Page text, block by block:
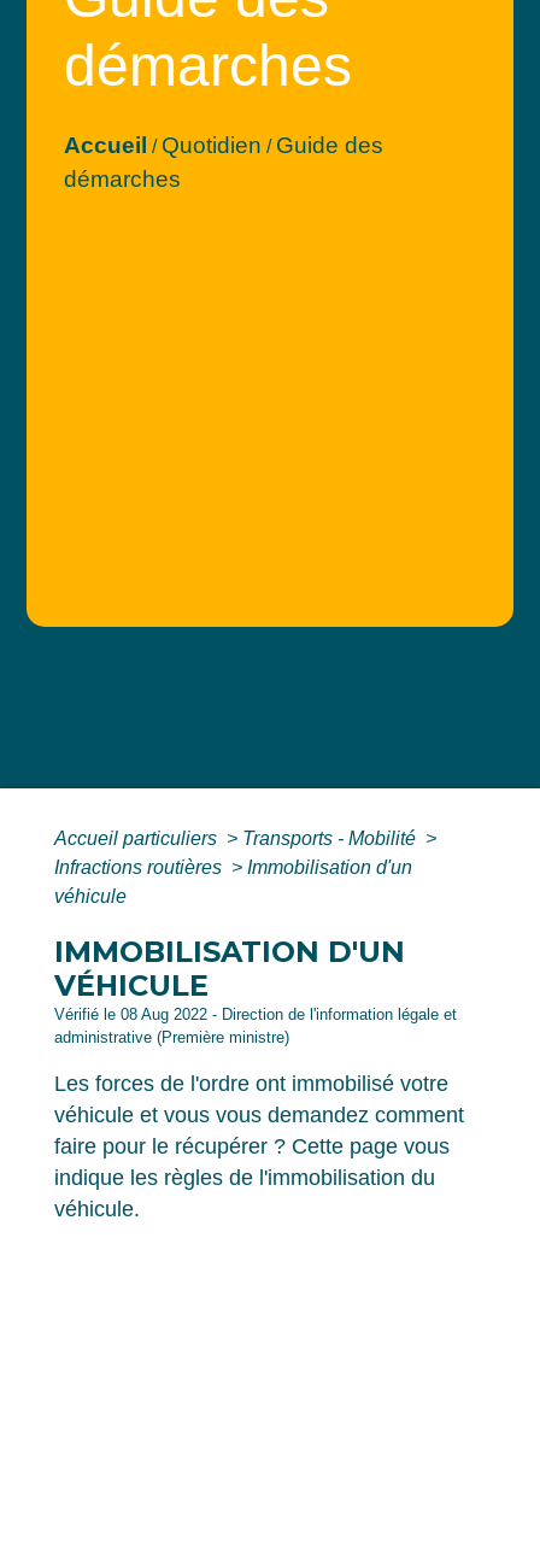
démarches
Accueil / Quotidien / Guide des
démarches
Accueil particuliers > Transports - Mobilité >
Infractions routières > Immobilisation d'un
véhicule
IMMOBILISATION D'UN
VÉHICULE
Vérifié le 08 Aug 2022 - Direction de l'information légale et
administrative (Première ministre)
Les forces de l'ordre ont immobilisé votre
véhicule et vous vous demandez comment
faire pour le récupérer ? Cette page vous
indique les règles de l'immobilisation du
véhicule.